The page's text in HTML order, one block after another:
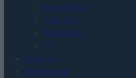
SMARTFONY
TABLETY
WEARABLE
TV
Recenzje
Porównania